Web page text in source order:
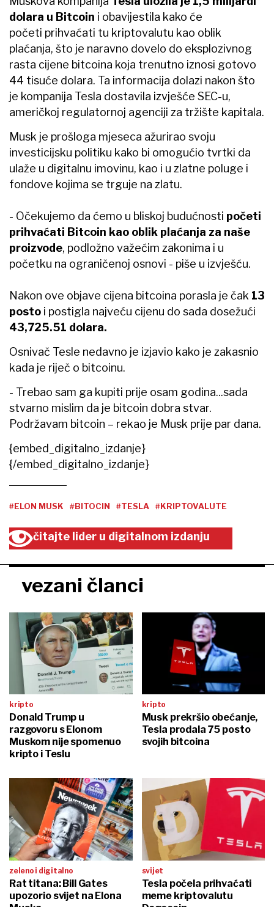
dolara u Bitcoin i obavijestila kako će
početi prihvaćati tu kriptovalutu kao oblik
plaćanja, što je naravno dovelo do eksplozivnog
rasta cijene bitcoina koja trenutno iznosi gotovo
44 tisuće dolara. Ta informacija dolazi nakon što
je kompanija Tesla dostavila izvješće SEC-u,
američkoj regulatornoj agenciji za tržište kapitala.
Musk je prošloga mjeseca ažurirao svoju
investicijsku politiku kako bi omogućio tvrtki da
ulaže u digitalnu imovinu, kao i u zlatne poluge i
fondove kojima se trguje na zlatu.
- Očekujemo da ćemo u bliskoj budućnosti početi
prihvaćati Bitcoin kao oblik plaćanja za naše
proizvode, podložno važećim zakonima i u
početku na ograničenoj osnovi - piše u izvješću.
Nakon ove objave cijena bitcoina porasla je čak 13
posto i postigla najveću cijenu do sada dosežući
43,725.51 dolara.
Osnivač Tesle nedavno je izjavio kako je zakasnio
kada je riječ o bitcoinu.
- Trebao sam ga kupiti prije osam godina...sada
stvarno mislim da je bitcoin dobra stvar.
Podržavam bitcoin – rekao je Musk prije par dana.
{embed_digitalno_izdanje}
{/embed_digitalno_izdanje}
#ELON MUSK #BITOCIN #TESLA #KRIPTOVALUTE
čitajte lider u digitalnom izdanju
vezani članci
kripto
Donald Trump u
razgovoru s Elonom
Muskom nije spomenuo
kripto i Teslu
kripto
Musk prekršio obećanje,
Tesla prodala 75 posto
svojih bitcoina
zeleno i digitalno
Rat titana: Bill Gates
upozorio svijet na Elona
svijet
Tesla počela prihvaćati
meme kriptovalutu